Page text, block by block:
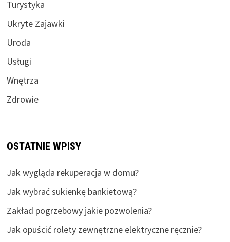
Turystyka
Ukryte Zajawki
Uroda
Usługi
Wnętrza
Zdrowie
OSTATNIE WPISY
Jak wygląda rekuperacja w domu?
Jak wybrać sukienkę bankietową?
Zakład pogrzebowy jakie pozwolenia?
Jak opuścić rolety zewnętrzne elektryczne ręcznie?